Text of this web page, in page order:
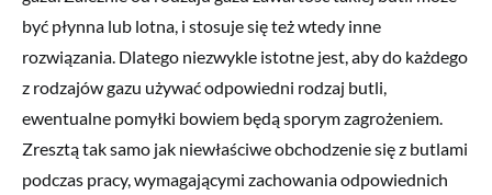
być płynna lub lotna, i stosuje się też wtedy inne
rozwiązania. Dlatego niezwykle istotne jest, aby do każdego
z rodzajów gazu używać odpowiedni rodzaj butli,
ewentualne pomyłki bowiem będą sporym zagrożeniem.
Zresztą tak samo jak niewłaściwe obchodzenie się z butlami
podczas pracy, wymagającymi zachowania odpowiednich